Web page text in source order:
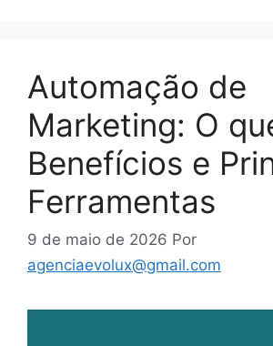
Automação de
Marketing: O
Benefícios e
Ferramentas
9 de maio de 2026 Por
agenciaevolux@gmail.com